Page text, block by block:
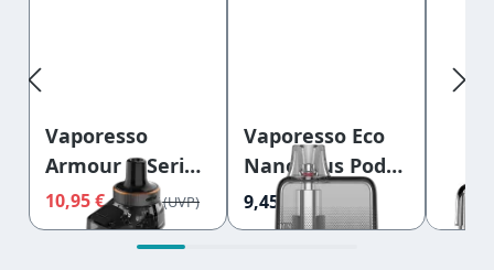
Vaporesso
Armour G Series
MTL Leerpod 5
ml
10,95 € 11,95 €
Vaporesso Eco
Nano Plus Pod
0,8 Ohm
9,45 €
0,8
7,15